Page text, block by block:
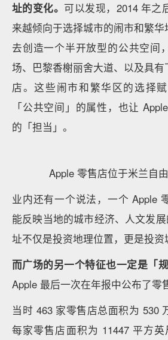
址的变化。 可以发现，2014 年之
来越倾向于选择城市的闹市和繁
去创造一个半开放型的公共空间
场、巴黎香榭丽舍大道、以及具
店。这些闹市和繁华区的选择
「公共空间」的属性，也让
的「担当」。